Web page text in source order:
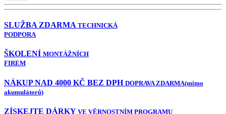
SLUŽBA ZDARMA TECHNICKÁ
PODPORA
ŠKOLENÍ MONTÁŽNÍCH
FIREM
NÁKUP NAD 4000 KČ BEZ DPH DOPRAVA ZDARMA(mimo
akumulátorů)
ZÍSKEJTE DÁRKY VE VĚRNOSTNÍM PROGRAMU